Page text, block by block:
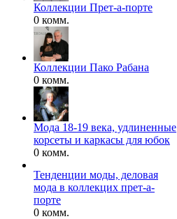
Коллекции Прет-а-порте
0 комм.
Коллекции Пако Рабана
0 комм.
Мода 18-19 века, удлиненные
корсеты и каркасы для юбок
0 комм.
Тенденции моды, деловая
мода в коллекцих прет-а-
порте
0 комм.